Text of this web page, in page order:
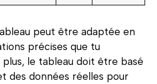
peut être adaptée en
précises que tu
plus, le tableau doit être basé
des données réelles pour